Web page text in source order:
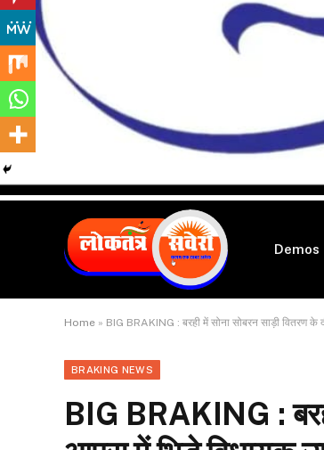
Demos
Home » BIG BRAKING : बरही में सोना सोबरन साड़ी वितरण
BRAKING NEWS
BIG BRAKING :